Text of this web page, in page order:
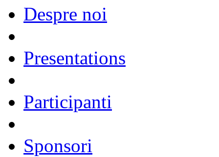
Despre noi
Presentations
Participanti
Sponsori